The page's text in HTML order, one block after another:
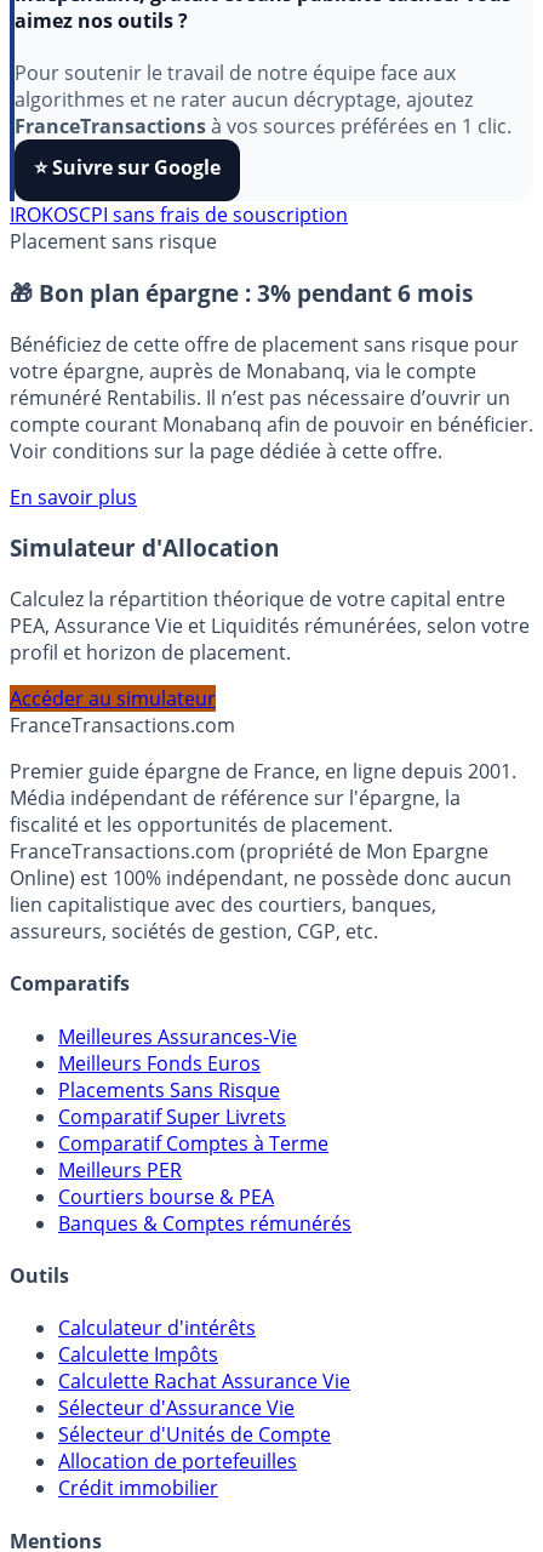
aimez nos outils ?
Pour soutenir le travail de notre équipe face aux
algorithmes et ne rater aucun décryptage, ajoutez
FranceTransactionsà vos sources préférées en 1 clic.
⭐️ Suivre sur Google
Placement sans risque
🎁 Bon plan épargne : 3% pendant 6 mois
Bénéficiez de cette offre de placement sans risque pour
votre épargne, auprès de Monabanq, via le compte
rémunéré Rentabilis. Il n’est pas nécessaire d’ouvrir un
Voir conditions sur la page dédiée à cette offre.
En savoir plus
Simulateur d'Allocation
Calculez la répartition théorique de votre capital entre
profil et horizon de placement.
FranceTransactions.com
Premier guide épargne de France, en ligne depuis 2001.
Média indépendant de référence sur l'épargne, la
fiscalité et les opportunités de placement.
FranceTransactions.com (propriété de Mon Epargne
Online) est 100% indépendant, ne possède donc aucun
assureurs, sociétés de gestion, CGP, etc.
Comparatifs
Meilleures Assurances-Vie
Meilleurs Fonds Euros
Placements Sans Risque
Comparatif Super Livrets
Comparatif Comptes à Terme
Meilleurs PER
Banques & Comptes rémunérés
Outils
Calculateur d'intérêts
Calculette Impôts
Calculette Rachat Assurance Vie
Sélecteur d'Assurance Vie
Sélecteur d'Unités de Compte
Crédit immobilier